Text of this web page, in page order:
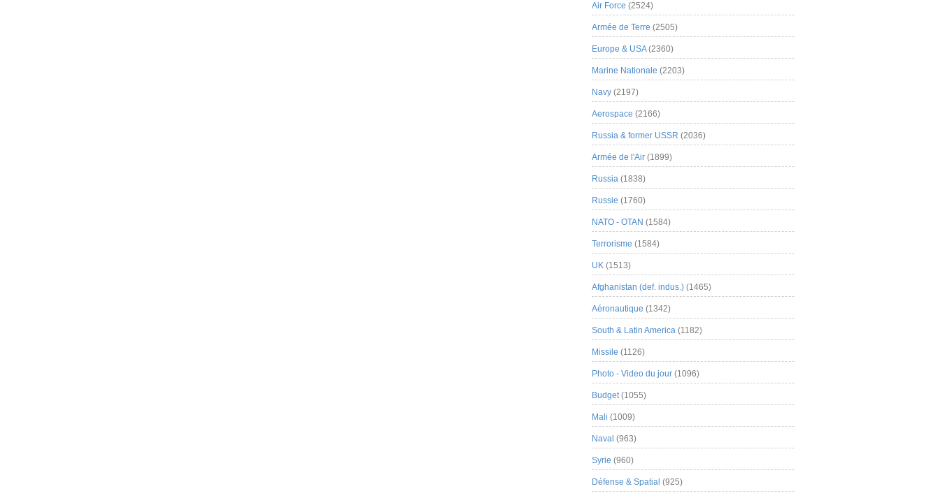
Air Force (2524)
Armée de Terre (2505)
Europe & USA(2360)
Marine Nationale (2203)
Navy (2197)
Aerospace (2166)
Russia & former USSR (2036)
Armée de l'Air (1899)
Russia (1838)
Russie (1760)
NATO - OTAN (1584)
Terrorisme (1584)
UK (1513)
Afghanistan (def. indus.) (1465)
Aéronautique (1342)
South & Latin America (1182)
Missile (1126)
Photo - Video du jour (1096)
Budget(1055)
Mali (1009)
Naval (963)
Syrie (960)
Défense & Spatial (925)